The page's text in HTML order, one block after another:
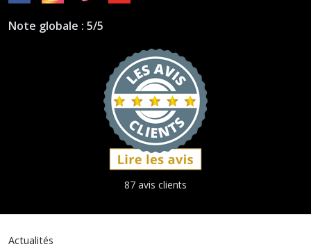
Note globale : 5/5
87 avis clients
Actualités